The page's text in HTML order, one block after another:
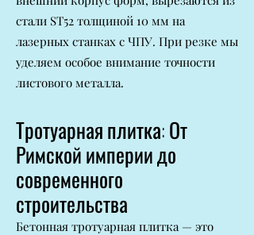
стали ST52 толщиной 10 мм на
лазерных станках с ЧПУ. При резке мы
уделяем особое внимание точности
листового металла.
Тротуарная плитка: От
Римской империи до
современного
строительства
Бетонная тротуарная плитка — это